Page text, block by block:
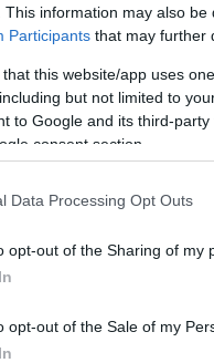
This information may also
Participants that may further
that this website/app uses
but not limited to
to Google and its third-
consent section.
Data Processing Opt Outs
opt-out of the Sharing of my
opt-out of the Sale of my
feljelentik
A
pénzről